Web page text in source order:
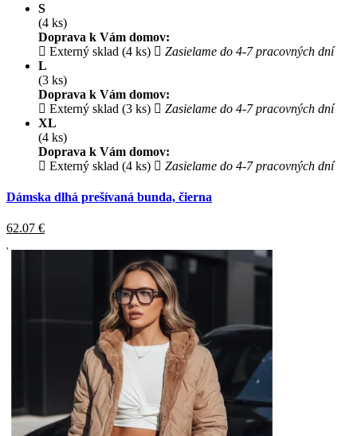
S
(4 ks)
Doprava k Vám domov:
Externý sklad (4 ks)
Zasielame do 4-7 pracovných dní
L
(3 ks)
Doprava k Vám domov:
Externý sklad (3 ks)
Zasielame do 4-7 pracovných dní
XL
(4 ks)
Doprava k Vám domov:
Externý sklad (4 ks)
Zasielame do 4-7 pracovných dní
Dámska dlhá prešívaná bunda, čierna
62.07 €